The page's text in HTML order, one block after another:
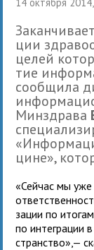
ции
целей
тие
сооб­щила
Минздрава
цине»,
«Сейчас мы уже
за­ции по
по инте­гра­ции
странство»,—